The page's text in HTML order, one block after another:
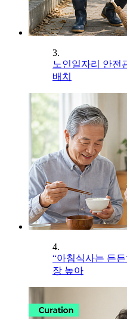
3.
노인일자리 안전
배치
4.
“아침식사는 든
장 높아